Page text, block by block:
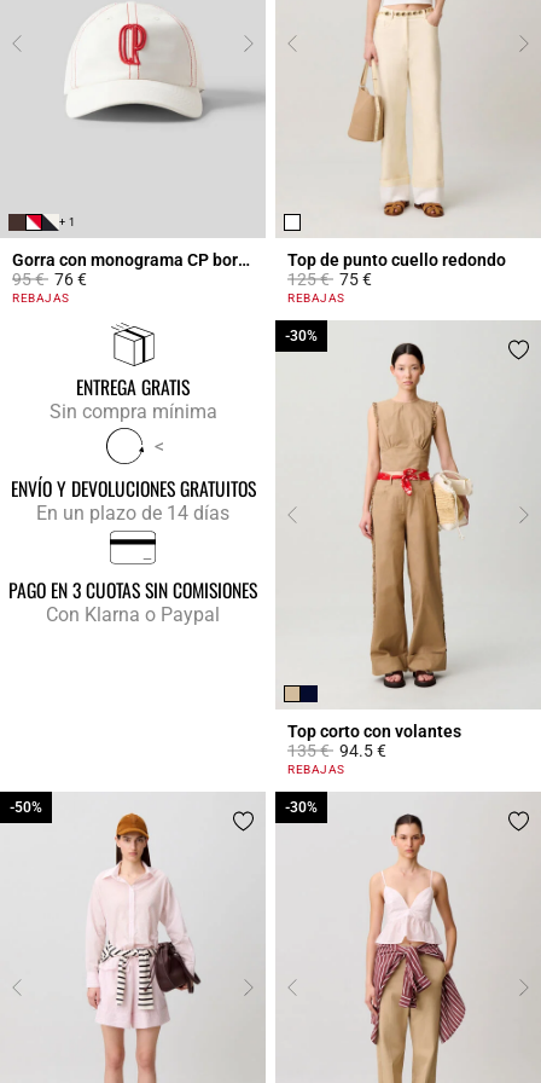
+ 1
Gorra con monograma CP bordado
Price reduced from
95 €to76 €
5 out of 5 Customer Rating
REBAJAS
Top de punto cuello redondo
Price reduced from
125 €to75 €
5 out of 5 Customer Rating
REBAJAS
ENTREGA GRATIS
Sin compra mínima
<
ENVÍO Y DEVOLUCIONES GRATUITOS
En un plazo de 14 días
PAGO EN 3 CUOTAS SIN COMISIONES
Con Klarna o Paypal
Top corto con volantes
Price reduced from
135 €to
-30%
94.5 €
3,3 out of 5 Customer Rating
REBAJAS
-30%
-50%
-50% -30%
-30%